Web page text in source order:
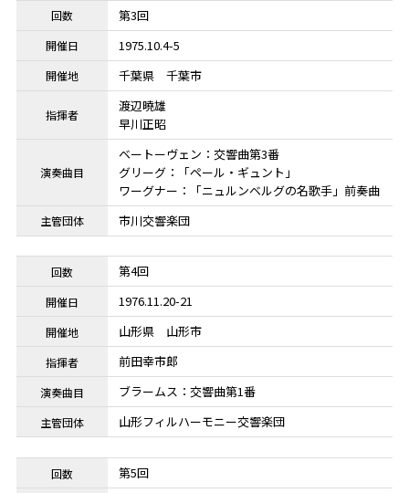
第3回
1975.10.4-5
千葉県 千葉市
渡辺曉雄
早川正昭
ベートーヴェン：交響曲第3番
グリーグ：「ペール・ギュント」
ワーグナー：「ニュルンベルグの名歌手」前奏曲
市川交響楽団
第4回
1976.11.20-21
山形県 山形市
前田幸市郎
ブラームス：交響曲第1番
山形フィルハーモニー交響楽団
第5回